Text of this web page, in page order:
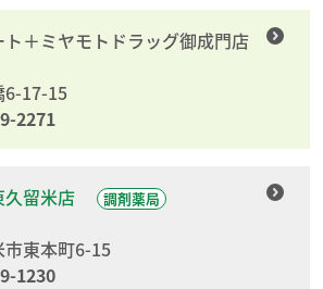
＋ミヤモトドラッグ御成門店
6-17-15
2271
久留米店 調剤薬局
東本町6-15
1230